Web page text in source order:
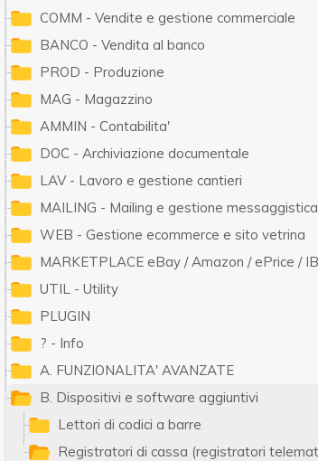
COMM - Vendite e gestione commerciale
BANCO - Vendita al banco
PROD - Produzione
MAG - Magazzino
AMMIN - Contabilita'
DOC - Archiviazione documentale
LAV - Lavoro e gestione cantieri
MAILING - Mailing e gestione messaggistica
WEB - Gestione ecommerce e sito vetrina
UTIL - Utility
PLUGIN
? - Info
A. FUNZIONALITA' AVANZATE
B. Dispositivi e software aggiuntivi
Lettori di codici a barre